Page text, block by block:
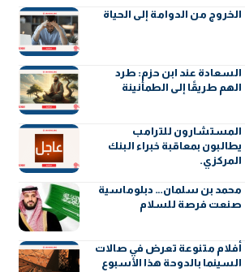
الخروج من الدوامة إلى الحياة
السعادة عند ابن حزم: طرد
الهم طريقًا إلى الطمأنينة
المستشارون للترامب
يطالبون بمعاقبة خبراء البنك
المركزي.
محمد بن سلمان… دبلوماسية
صنعت فرصة للسلام
أفلام متنوعة تعرض في صالات
السينما بالدوحة هذا الأسبوع